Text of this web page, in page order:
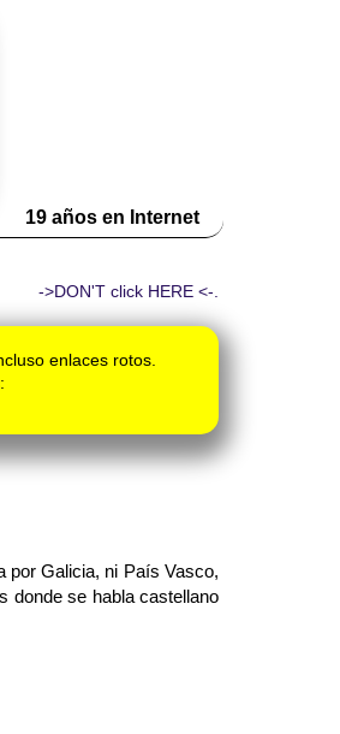
19 años en Internet
->DON'T click HERE <-.
enlaces rotos.
por Galicia, ni País Vasco,
donde se habla castellano